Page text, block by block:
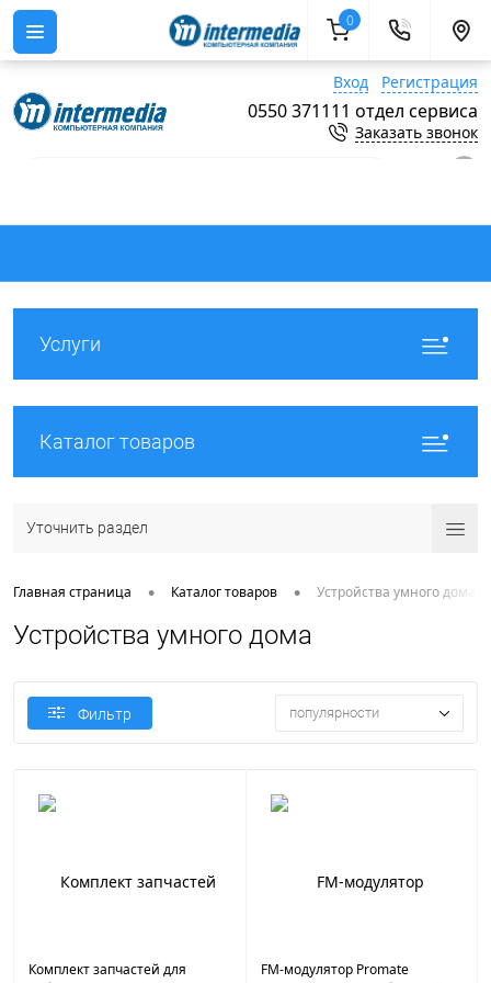
Вход Регистрация
0550 371111 отдел сервиса
Заказать звонок
Услуги
Каталог товаров
Уточнить раздел
Главная страница • Каталог товаров • Устройства умного дома
Устройства умного дома
Фильтр популярности
Комплект запчастей для
FM-модулятор Promate
0